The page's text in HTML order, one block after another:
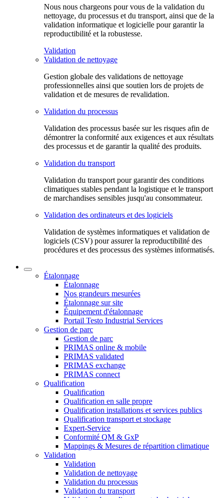
Nous nous chargeons pour vous de la validation du
nettoyage, du processus et du transport, ainsi que de la
validation informatique et logicielle pour garantir la
reproductibilité et la robustesse.
Validation
Validation de nettoyage
Gestion globale des validations de nettoyage
professionnelles ainsi que soutien lors de projets de
validation et de mesures de revalidation.
Validation du processus
Validation des processus basée sur les risques afin de
démontrer la conformité aux exigences et aux résultats
des processus et de garantir la qualité des produits.
Validation du transport
Validation du transport pour garantir des conditions
climatiques stables pendant la logistique et le transport
de marchandises sensibles jusqu'au consommateur.
Validation des ordinateurs et des logiciels
Validation de systèmes informatiques et validation de
logiciels (CSV) pour assurer la reproductibilité des
procédures et des processus des systèmes informatisés.
Étalonnage
Étalonnage
Nos grandeurs mesurées
Étalonnage sur site
Équipement d'étalonnage
Portail Testo Industrial Services
Gestion de parc
Gestion de parc
PRIMAS online & mobile
PRIMAS validated
PRIMAS exchange
PRIMAS connect
Qualification
Qualification
Qualification en salle propre
Qualification installations et services publics
Qualification transport et stockage
Expert-Service
Conformité QM & GxP
Mappings & Mesures de répartition climatique
Validation
Validation
Validation de nettoyage
Validation du processus
Validation du transport